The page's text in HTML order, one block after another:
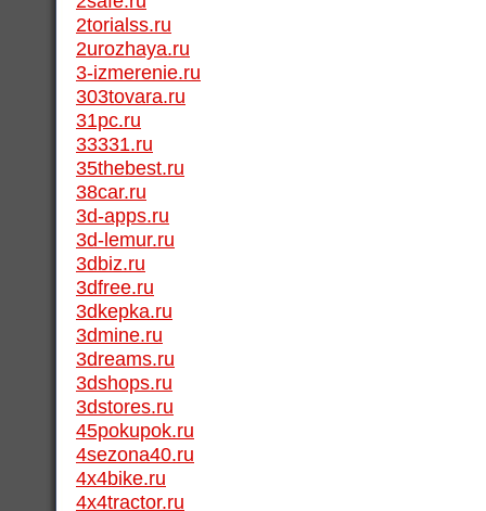
2torialss.ru
2urozhaya.ru
3-izmerenie.ru
303tovara.ru
31pc.ru
33331.ru
35thebest.ru
38car.ru
3d-apps.ru
3d-lemur.ru
3dbiz.ru
3dfree.ru
3dkepka.ru
3dmine.ru
3dreams.ru
3dshops.ru
3dstores.ru
45pokupok.ru
4sezona40.ru
4x4bike.ru
4x4tractor.ru